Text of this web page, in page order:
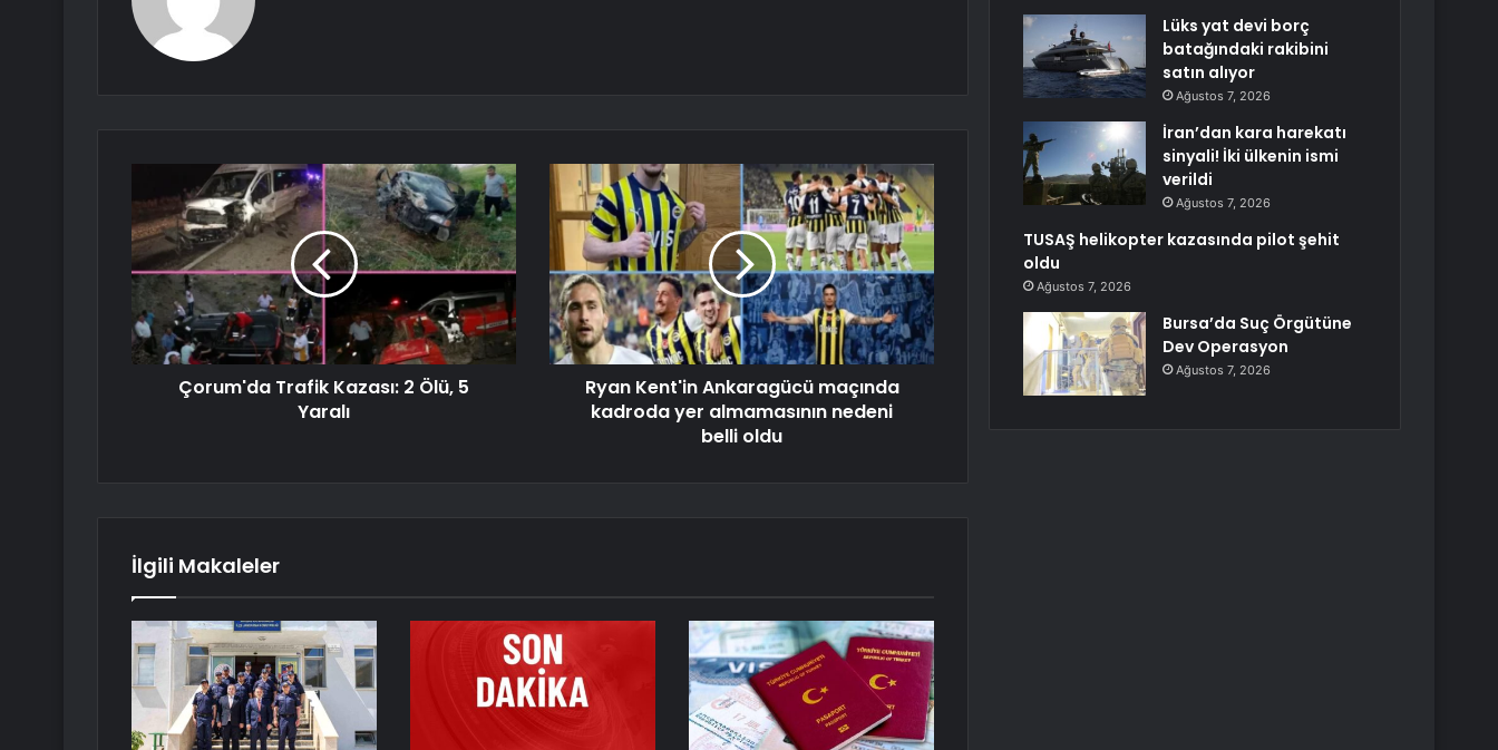
Çorum'da Trafik Kazası: 2 Ölü, 5
Yaralı
Ryan Kent'in Ankaragücü maçında
kadroda yer almamasının nedeni
belli oldu
İlgili Makaleler
Lüks yat devi borç
batağındaki rakibini
satın alıyor
Ağustos 7, 2026
İran’dan kara harekatı
sinyali! İki ülkenin ismi
verildi
Ağustos 7, 2026
TUSAŞ helikopter kazasında pilot şehit
oldu
Ağustos 7, 2026
Bursa’da Suç Örgütüne
Dev Operasyon
Ağustos 7, 2026